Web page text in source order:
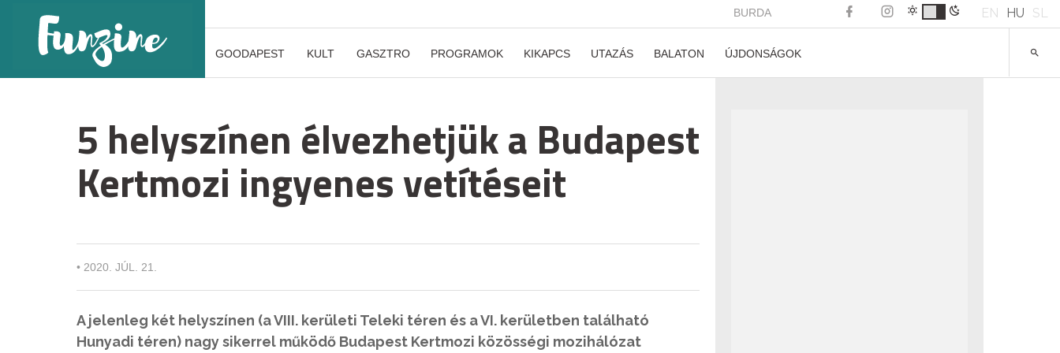
BURDA EN HU SL
GOODAPEST KULT GASZTRO PROGRAMOK KIKAPCS UTAZÁS BALATON ÚJDONSÁGOK
5 helyszínen élvezhetjük a Budapest
Kertmozi ingyenes vetítéseit
• 2020. JÚL. 21.
A jelenleg két helyszínen (a VIII. kerületi Teleki téren és a VI. kerületben található
Hunyadi téren) nagy sikerrel működő Budapest Kertmozi közösségi mozihálózat